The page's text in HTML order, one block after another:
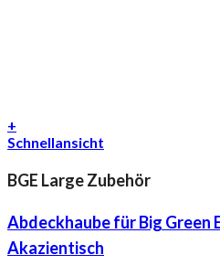
+
Schnellansicht
BGE Large Zubehör
Abdeckhaube für Big Green
Akazientisch